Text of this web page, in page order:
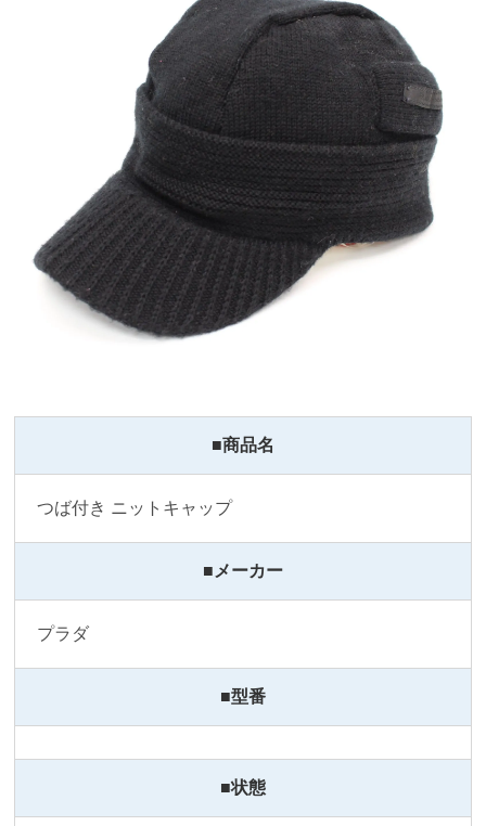
■商品名
つば付き ニットキャップ
■メーカー
プラダ
■型番
■状態